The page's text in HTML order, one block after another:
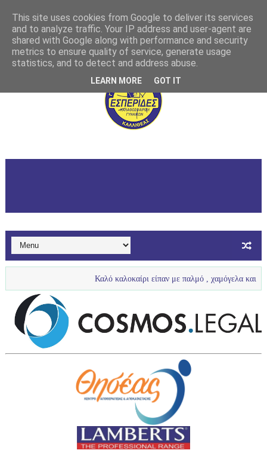
Καλό καλοκαίρι είπαν με παλμό , χαμόγελα και πολύ νερό τα
This site uses cookies from Google to deliver its services
and to analyze traffic. Your IP address and user-agent are
shared with Google along with performance and security
metrics to ensure quality of service, generate usage
statistics, and to detect and address abuse.
LEARN MORE GOT IT